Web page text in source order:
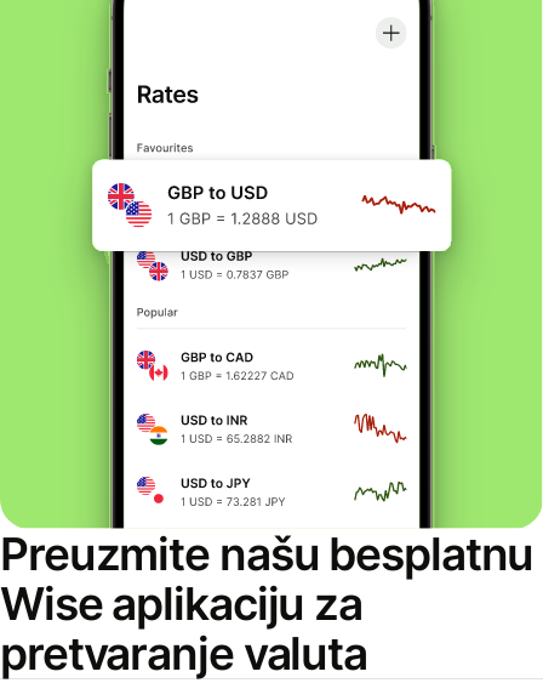
Preuzmite našu besplatnu
Wise aplikaciju za
pretvaranje valuta